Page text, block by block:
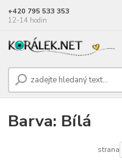
+420 795 533 353
12-14 hodin
Barva: Bílá
strana